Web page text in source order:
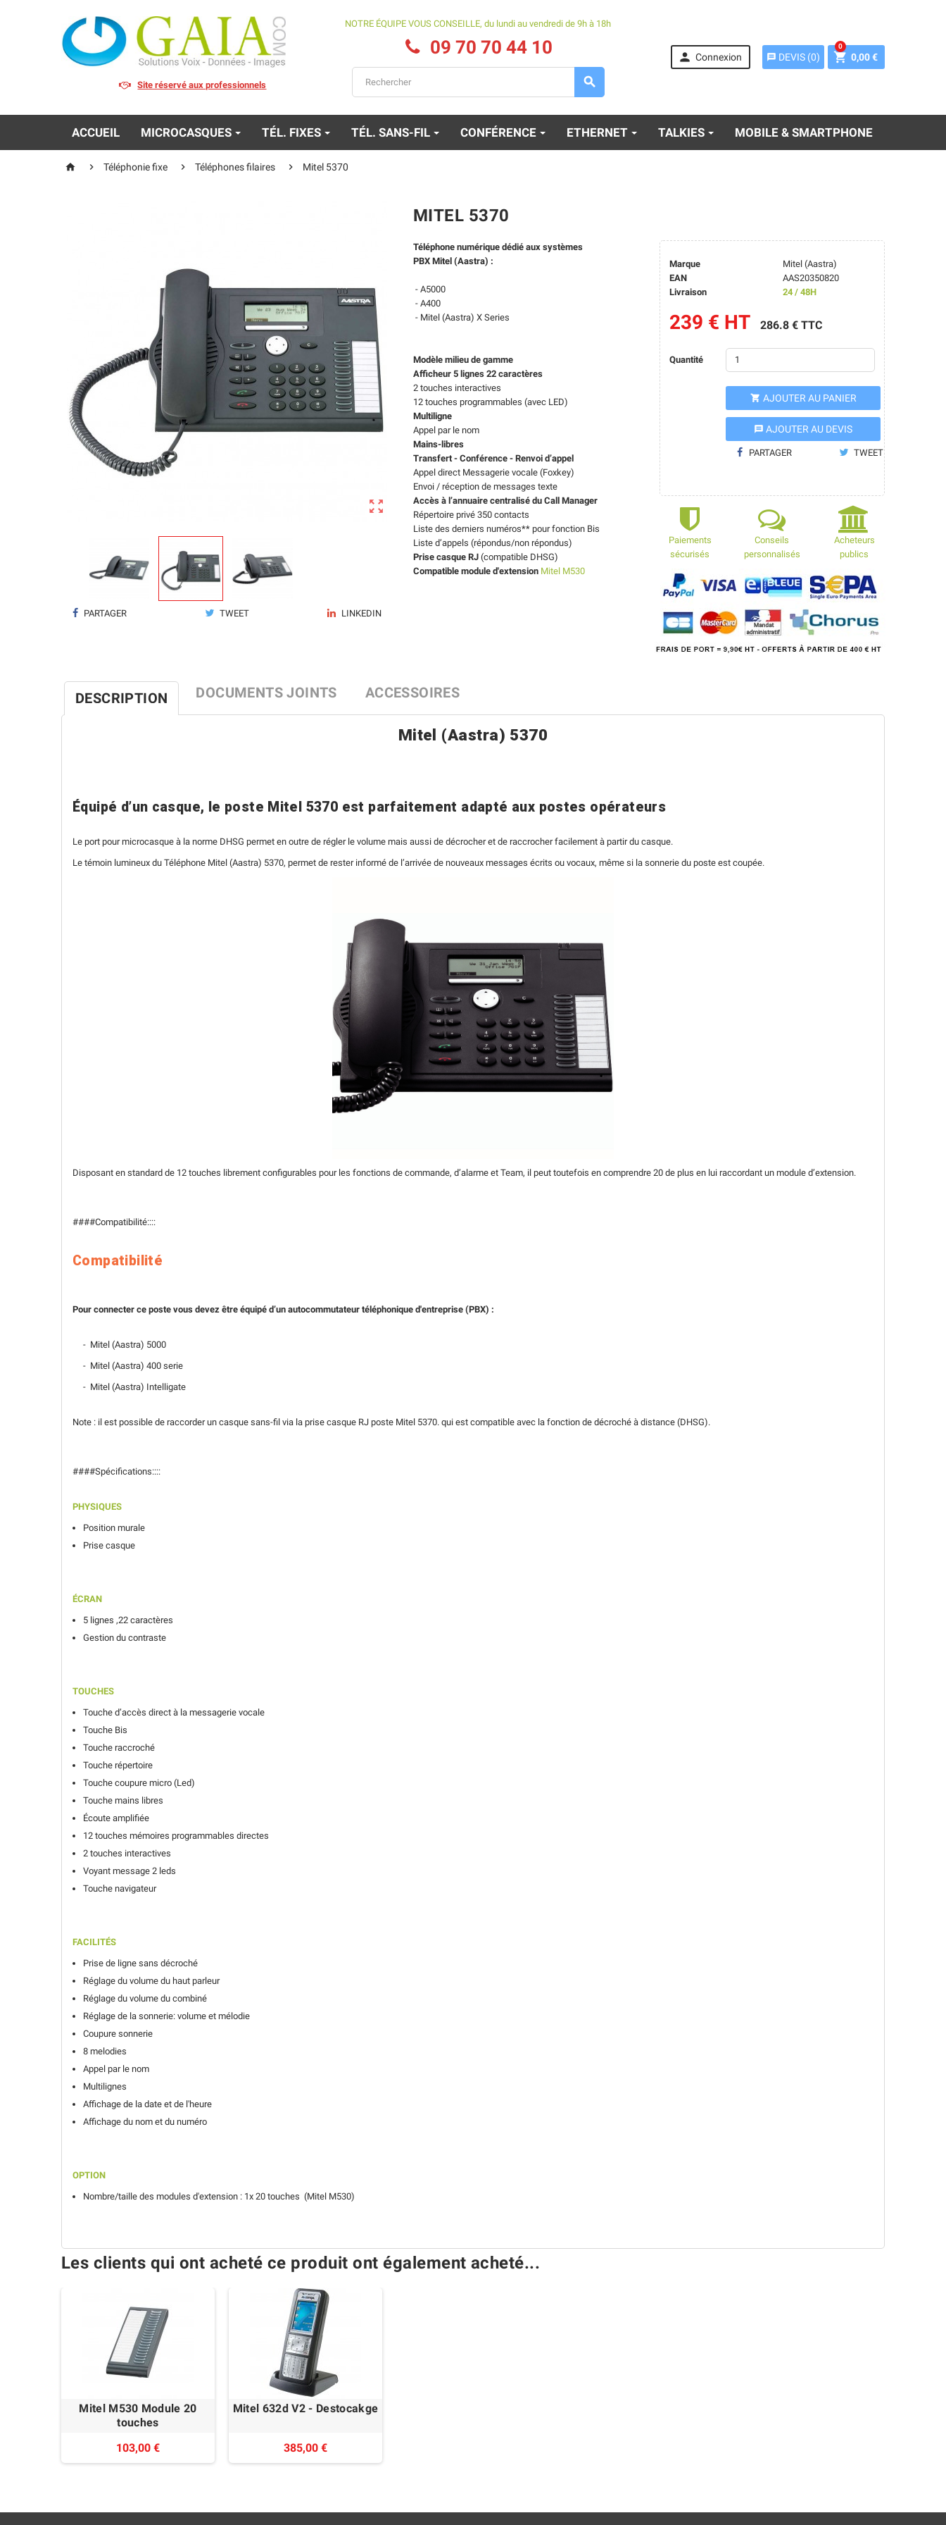
Site réservé aux professionnels
NOTRE ÉQUIPE VOUS CONSEILLE, du lundi au vendredi de 9h à 18h
09 70 70 44 10

 Connexion message DEVIS (0)  0,00 €
0
ACCUEIL MICROCASQUES TÉL. FIXES TÉL. SANS-FIL CONFÉRENCE ETHERNET TALKIES MOBILE & SMARTPHONE
  Téléphonie fixe  Téléphones filaires  Mitel 5370

PARTAGER TWEET LINKEDIN
MITEL 5370
Téléphone numérique dédié aux systèmes
PBX Mitel (Aastra) :
- A5000
- A400
- Mitel (Aastra) X Series
Modèle milieu de gamme
Afficheur 5 lignes 22 caractères
2 touches interactives
12 touches programmables (avec LED)
Multiligne
Appel par le nom
Mains-libres
Transfert - Conférence - Renvoi d’appel
Appel direct Messagerie vocale (Foxkey)
Envoi / réception de messages texte
Accès à l’annuaire centralisé du Call Manager
Répertoire privé 350 contacts
Liste des derniers numéros** pour fonction Bis
Liste d’appels (répondus/non répondus)
Prise casque RJ (compatible DHSG)
Compatible module d'extension Mitel M530
Marque
Mitel (Aastra)
EAN
AAS20350820
Livraison
24 / 48H
239 € HT 286.8 € TTC
Quantité
 AJOUTER AU PANIER
message AJOUTER AU DEVIS
PARTAGER TWEET
Paiements
sécurisés
Conseils
personnalisés
Acheteurs
publics
DESCRIPTION DOCUMENTS JOINTS ACCESSOIRES
Mitel (Aastra) 5370
Équipé d’un casque, le poste Mitel 5370 est parfaitement adapté aux postes opérateurs
Le port pour microcasque à la norme DHSG permet en outre de régler le volume mais aussi de décrocher et de raccrocher facilement à partir du casque.
Le témoin lumineux du Téléphone Mitel (Aastra) 5370, permet de rester informé de l’arrivée de nouveaux messages écrits ou vocaux, même si la sonnerie du poste est coupée.
Disposant en standard de 12 touches librement configurables pour les fonctions de commande, d’alarme et Team, il peut toutefois en comprendre 20 de plus en lui raccordant un module d’extension.
####Compatibilité::::
Compatibilité
Pour connecter ce poste vous devez être équipé d’un autocommutateur téléphonique d'entreprise (PBX) :
- Mitel (Aastra) 5000
- Mitel (Aastra) 400 serie
- Mitel (Aastra) Intelligate
Note : il est possible de raccorder un casque sans-fil via la prise casque RJ poste Mitel 5370. qui est compatible avec la fonction de décroché à distance (DHSG).
####Spécifications::::
PHYSIQUES
Position murale
Prise casque
ÉCRAN
5 lignes ,22 caractères
Gestion du contraste
TOUCHES
Touche d’accès direct à la messagerie vocale
Touche Bis
Touche raccroché
Touche répertoire
Touche coupure micro (Led)
Touche mains libres
Écoute amplifiée
12 touches mémoires programmables directes
2 touches interactives
Voyant message 2 leds
Touche navigateur
FACILITÉS
Prise de ligne sans décroché
Réglage du volume du haut parleur
Réglage du volume du combiné
Réglage de la sonnerie: volume et mélodie
Coupure sonnerie
8 melodies
Appel par le nom
Multilignes
Affichage de la date et de l'heure
Affichage du nom et du numéro
OPTION
Nombre/taille des modules d'extension : 1x 20 touches (Mitel M530)
Les clients qui ont acheté ce produit ont également acheté...
Mitel M530 Module 20
touches
103,00 €
Mitel 632d V2 - Destocakge
385,00 €